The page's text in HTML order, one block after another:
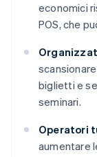
economici
POS, che
biglietti e
seminari.
Operatori
aumentare